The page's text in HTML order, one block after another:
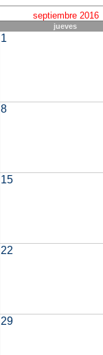
septiembre 2016
jueves
1
8
15
22
29